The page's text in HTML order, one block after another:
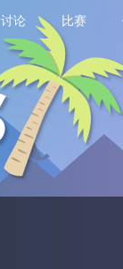
讨论 比赛